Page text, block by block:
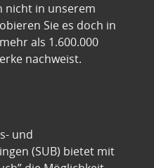
nicht in unserem
Sie es doch in
als 1.600.000
nachweist.
und
(SUB) bietet mit